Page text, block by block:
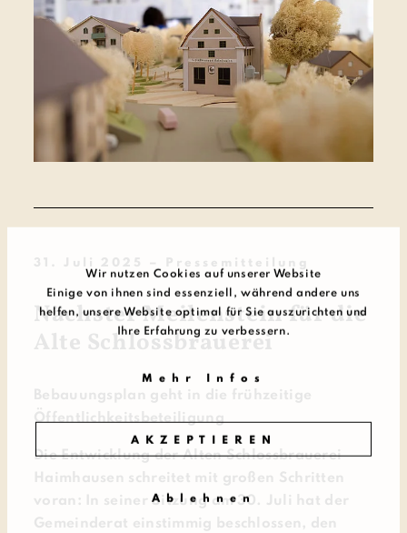
Wir nutzen Cookies auf unserer Website
Einige von ihnen sind essenziell, während andere uns
helfen, unsere Website optimal für Sie auszurichten und
Ihre Erfahrung zu verbessern.
Mehr Infos
AKZEPTIEREN
Ablehnen
31. Juli 2025 – Pressemitteilung
Nächster Meilenstein für die
Alte Schlossbrauerei
Bebauungsplan geht in die frühzeitige
Öffentlichkeitsbeteiligung
Die Entwicklung der Alten Schlossbrauerei
Haimhausen schreitet mit großen Schritten
voran: In seiner Sitzung am 30. Juli hat der
Gemeinderat einstimmig beschlossen, den